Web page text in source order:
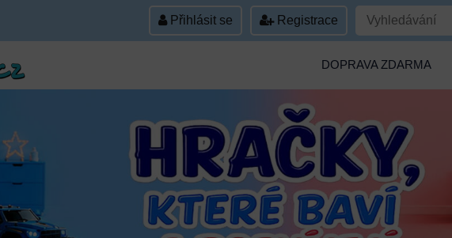
Přihlásit se Registrace
DOPRAVA ZDARMA